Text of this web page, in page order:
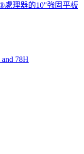
處理器的10"強固平板
78H